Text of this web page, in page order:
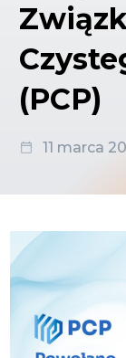
(PCP)
11 marca